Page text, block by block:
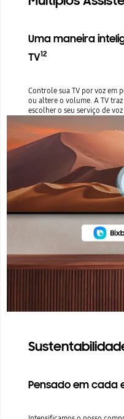
Uma maneira
TV12
Controle sua TV por voz em
ou altere o volume. A TV
escolher o seu serviço de
Pensado em cada